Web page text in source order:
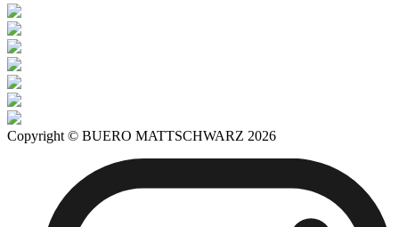
Copyright © BUERO MATTSCHWARZ 2026